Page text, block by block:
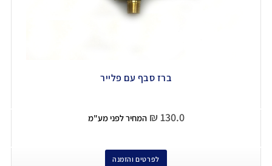
ברז סבף עם פלייר
₪ 130.0 המחיר לפני מע"מ
לפרטים והזמנה